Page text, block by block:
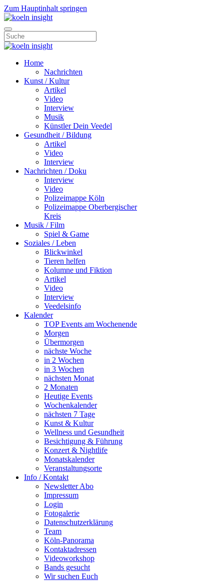
Zum Hauptinhalt springen
Home
Nachrichten
Kunst / Kultur
Artikel
Video
Interview
Musik
Künstler Dein Veedel
Gesundheit / Bildung
Artikel
Video
Interview
Nachrichten / Doku
Interview
Video
Polizeimappe Köln
Polizeimappe Oberbergischer
Kreis
Musik / Film
Spiel & Game
Soziales / Leben
Blickwinkel
Tieren helfen
Kolumne und Fiktion
Artikel
Video
Interview
Veedelsinfo
Kalender
TOP Events am Wochenende
Morgen
Übermorgen
nächste Woche
in 2 Wochen
in 3 Wochen
nächsten Monat
2 Monaten
Heutige Events
Wochenkalender
nächsten 7 Tage
Kunst & Kultur
Wellness und Gesundheit
Besichtigung & Führung
Konzert & Nightlife
Monatskalender
Veranstaltungsorte
Info / Kontakt
Newsletter Abo
Impressum
Login
Fotogalerie
Datenschutzerklärung
Team
Köln-Panorama
Kontaktadressen
Videoworkshop
Bands gesucht
Wir suchen Euch